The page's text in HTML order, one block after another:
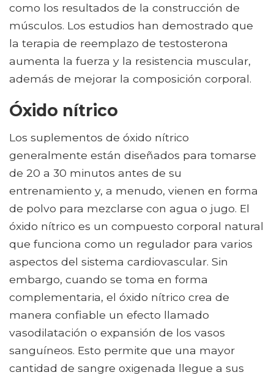
como los resultados de la construcción de
músculos. Los estudios han demostrado que
la terapia de reemplazo de testosterona
aumenta la fuerza y ​​la resistencia muscular,
además de mejorar la composición corporal.
Óxido nítrico
Los suplementos de óxido nítrico
generalmente están diseñados para tomarse
de 20 a 30 minutos antes de su
entrenamiento y, a menudo, vienen en forma
de polvo para mezclarse con agua o jugo. El
óxido nítrico es un compuesto corporal natural
que funciona como un regulador para varios
aspectos del sistema cardiovascular. Sin
embargo, cuando se toma en forma
complementaria, el óxido nítrico crea de
manera confiable un efecto llamado
vasodilatación o expansión de los vasos
sanguíneos. Esto permite que una mayor
cantidad de sangre oxigenada llegue a sus